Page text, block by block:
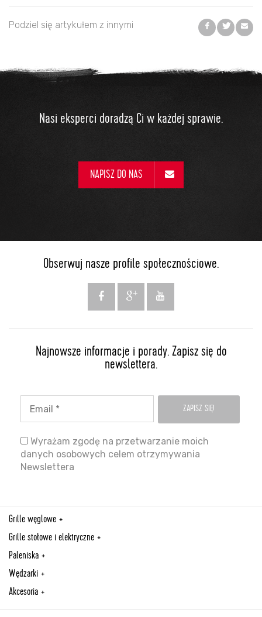
Podziel się artykułem z innymi
Nasi eksperci doradzą Ci w każdej sprawie.
NAPISZ DO NAS
Obserwuj nasze profile społecznościowe.
Najnowsze informacje i porady. Zapisz się do
newslettera.
Wyrażam zgodę na przetwarzanie moich
danych osobowych celem otrzymywania
Newslettera
Grille węglowe
Grille stołowe i elektryczne
Paleniska
Wędzarki
Akcesoria